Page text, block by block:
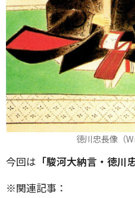
徳川忠長像（
今回は 「駿河大納言・徳川
※関連記事：